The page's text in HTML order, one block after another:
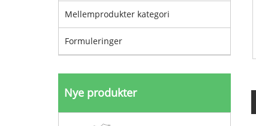
Mellemprodukter kategori
Formuleringer
Nye produkter